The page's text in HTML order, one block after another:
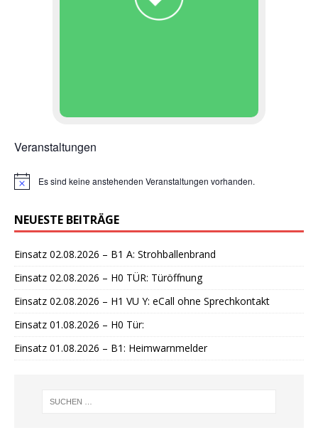
Veranstaltungen
H
w
e
s
Es sind keine anstehenden Veranstaltungen vorhanden.
NEUESTE BEITRÄGE
Einsatz 02.08.2026 – B1 A: Strohballenbrand
Einsatz 02.08.2026 – H0 TÜR: Türöffnung
Einsatz 02.08.2026 – H1 VU Y: eCall ohne Sprechkontakt
Einsatz 01.08.2026 – H0 Tür:
Einsatz 01.08.2026 – B1: Heimwarnmelder